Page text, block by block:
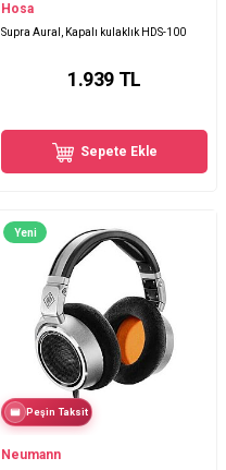
Hosa
Supra Aural, Kapalı kulaklık HDS-100
1.939 TL
Sepete Ekle
Yeni
Peşin Taksit
Neumann